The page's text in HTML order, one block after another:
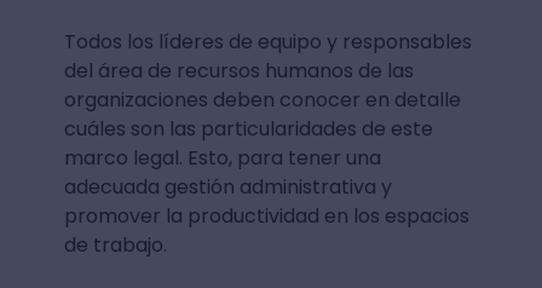
Todos los líderes de equipo y responsables
del área de recursos humanos de las
organizaciones deben conocer en detalle
cuáles son las particularidades de este
marco legal. Esto, para tener una
adecuada gestión administrativa y
promover la productividad en los espacios
de trabajo.